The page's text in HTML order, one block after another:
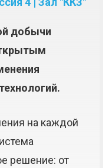
добычи
на каждой
решение: от